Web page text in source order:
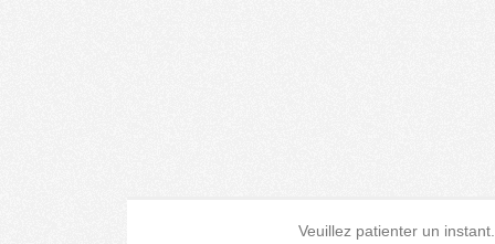
Veuillez patienter un